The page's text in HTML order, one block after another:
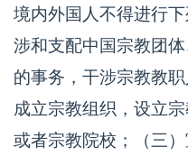
境内外国人不得进行
涉和支配中国宗教团
的事务，干涉宗教教
成立宗教组织，设立
或者宗教院校；（三